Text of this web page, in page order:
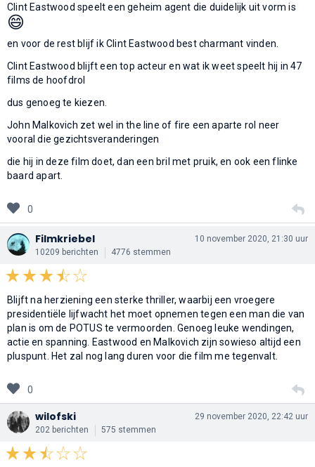
Clint Eastwood speelt een geheim agent die duidelijk uit vorm is
😄
en voor de rest blijf ik Clint Eastwood best charmant vinden.
Clint Eastwood blijft een top acteur en wat ik weet speelt hij in 47
films de hoofdrol
dus genoeg te kiezen.
John Malkovich zet wel in the line of fire een aparte rol neer
vooral die gezichtsveranderingen
die hij in deze film doet, dan een bril met pruik, en ook een flinke
baard apart.
0
Filmkriebel
10209 berichten 4776 stemmen
10 november 2020, 21:30 uur
Blijft na herziening een sterke thriller, waarbij een vroegere
presidentiële lijfwacht het moet opnemen tegen een man die van
plan is om de POTUS te vermoorden. Genoeg leuke wendingen,
actie en spanning. Eastwood en Malkovich zijn sowieso altijd een
pluspunt. Het zal nog lang duren voor die film me tegenvalt.
0
wilofski
202 berichten 575 stemmen
29 november 2020, 22:42 uur